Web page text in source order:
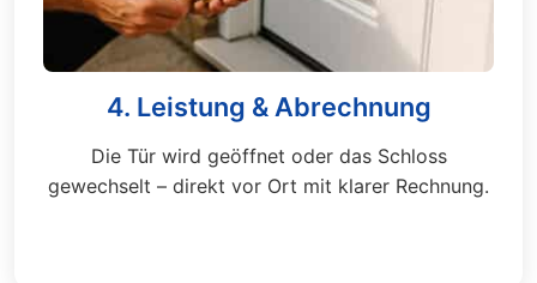
4. Leistung & Abrechnung
Die Tür wird geöffnet oder das Schloss
gewechselt – direkt vor Ort mit klarer Rechnung.